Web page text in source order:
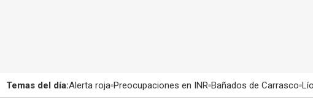
Temas del día:Alerta roja Preocupaciones en INR Bañados de Carrasco